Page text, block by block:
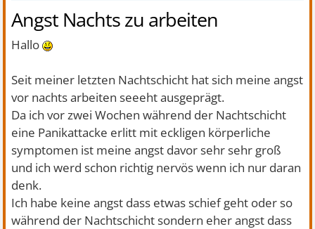
Angst Nachts zu arbeiten
Hallo
Seit meiner letzten Nachtschicht hat sich meine angst
vor nachts arbeiten seeeht ausgeprägt.
Da ich vor zwei Wochen während der Nachtschicht
eine Panikattacke erlitt mit eckligen körperliche
symptomen ist meine angst davor sehr sehr groß
und ich werd schon richtig nervös wenn ich nur daran
denk.
Ich habe keine angst dass etwas schief geht oder so
während der Nachtschicht sondern eher angst dass